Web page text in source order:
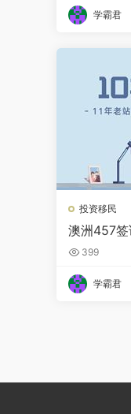
学霸君
投资移民
澳洲457签
议院通过
399
学霸君